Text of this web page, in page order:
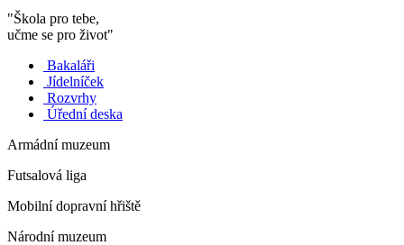
"Škola pro tebe,
učme se pro život"
Bakaláři
Jídelníček
Rozvrhy
Úřední deska
Armádní muzeum
Futsalová liga
Mobilní dopravní hřiště
Národní muzeum